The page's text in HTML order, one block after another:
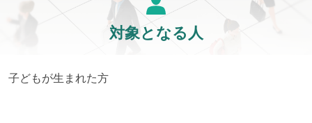
対象となる人
子どもが生まれた方